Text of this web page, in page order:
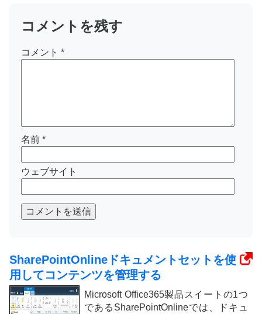
コメントを残す
コメント *
名前 *
ウェブサイト
コメントを送信
SharePointOnlineドキュメントセットを使
用してコンテンツを管理する
Microsoft Office365製品スイートの1つ
であるSharePointOnlineでは、ドキュ